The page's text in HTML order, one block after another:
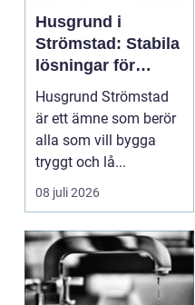
Husgrund i
Strömstad: Stabila
lösningar för
boende vid kusten
Husgrund Strömstad
är ett ämne som berör
alla som vill bygga
tryggt och lå...
08 juli 2026